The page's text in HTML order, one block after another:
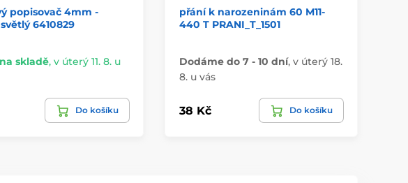
popisovač 4mm -
6410829
skladě, v úterý 11. 8. u
Do košíku
přání k narozeninám 60 M11-
440 T PRANI_T_1501
Dodáme do 7 - 10 dní, v úterý 18.
8. u vás
38 Kč Do košíku